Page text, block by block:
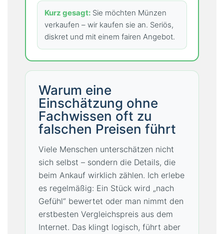
Kurz gesagt: Sie möchten Münzen
verkaufen – wir kaufen sie an. Seriös,
diskret und mit einem fairen Angebot.
Warum eine
Einschätzung ohne
Fachwissen oft zu
falschen Preisen führt
Viele Menschen unterschätzen nicht
sich selbst – sondern die Details, die
beim Ankauf wirklich zählen. Ich erlebe
es regelmäßig: Ein Stück wird „nach
Gefühl“ bewertet oder man nimmt den
erstbesten Vergleichspreis aus dem
Internet. Das klingt logisch, führt aber